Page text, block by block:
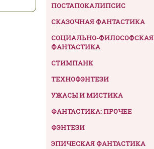
ПОСТАПОКАЛИПСИС
СКАЗОЧНАЯ ФАНТАСТИКА
СОЦИАЛЬНО-ФИЛОСОФСКАЯ
ФАНТАСТИКА
СТИМПАНК
ТЕХНОФЭНТЕЗИ
УЖАСЫ И МИСТИКА
ФАНТАСТИКА: ПРОЧЕЕ
ФЭНТЕЗИ
ЭПИЧЕСКАЯ ФАНТАСТИКА